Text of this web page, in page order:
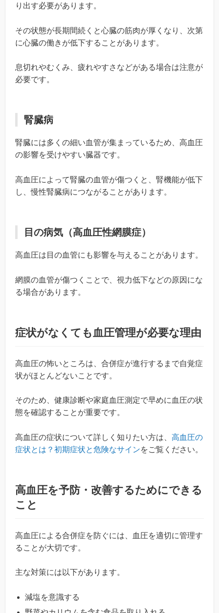
り出す必要があります。
その状態が長期間続くと心臓の筋肉が厚くなり、次第
に心臓の働きが低下することがあります。
息切れやむくみ、疲れやすさなどがある場合は注意が
必要です。
腎臓病
腎臓には多くの細い血管が集まっているため、高血圧
の影響を受けやすい臓器です。
高血圧によって腎臓の血管が傷つくと、腎機能が低下
し、慢性腎臓病につながることがあります。
目の病気（高血圧性網膜症）
高血圧は目の血管にも影響を与えることがあります。
網膜の血管が傷つくことで、視力低下などの原因にな
る場合があります。
症状がなくても血圧管理が必要な理由
高血圧の怖いところは、合併症が進行するまで自覚症
状がほとんどないことです。
そのため、健康診断や家庭血圧測定で早めに血圧の状
態を確認することが重要です。
高血圧の症状について詳しく知りたい方は、 高血圧の
症状とは？初期症状と危険なサインをご覧ください。
高血圧を予防・改善するためにできる
こと
高血圧による合併症を防ぐには、血圧を適切に管理す
ることが大切です。
主な対策には以下があります。
減塩を意識する